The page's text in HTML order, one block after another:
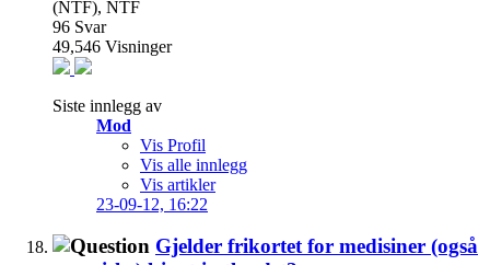
96 Svar
49,546 Visninger
Siste innlegg av
Mod
Vis Profil
Vis alle innlegg
Vis artikler
23-09-12, 16:22
Gjelder frikortet for medisiner (også